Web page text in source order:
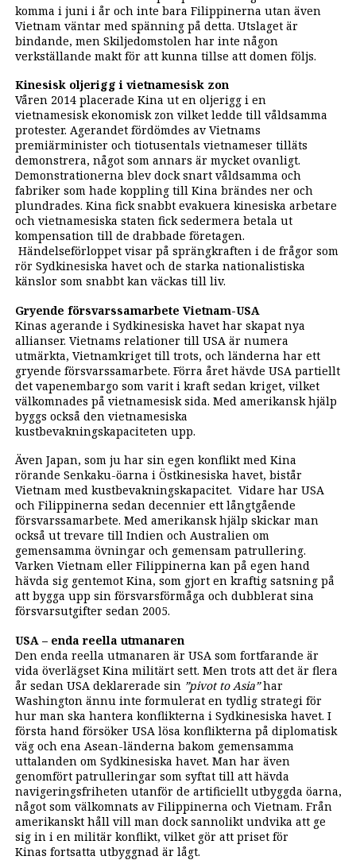
komma i juni i år och inte bara Filippinerna utan även
Vietnam väntar med spänning på detta. Utslaget är
bindande, men Skiljedomstolen har inte någon
verkställande makt för att kunna tillse att domen följs.
Kinesisk oljerigg i vietnamesisk zon
Våren 2014 placerade Kina ut en oljerigg i en
vietnamesisk ekonomisk zon vilket ledde till våldsamma
protester. Agerandet fördömdes av Vietnams
premiärminister och tiotusentals vietnameser tilläts
demonstrera, något som annars är mycket ovanligt.
Demonstrationerna blev dock snart våldsamma och
fabriker som hade koppling till Kina brändes ner och
plundrades. Kina fick snabbt evakuera kinesiska arbetare
och vietnamesiska staten fick sedermera betala ut
kompensation till de drabbade företagen.
Händelseförloppet visar på sprängkraften i de frågor som
rör Sydkinesiska havet och de starka nationalistiska
känslor som snabbt kan väckas till liv.
Gryende försvarssamarbete Vietnam-USA
Kinas agerande i Sydkinesiska havet har skapat nya
allianser. Vietnams relationer till USA är numera
utmärkta, Vietnamkriget till trots, och länderna har ett
gryende försvarssamarbete. Förra året hävde USA partiellt
det vapenembargo som varit i kraft sedan kriget, vilket
välkomnades på vietnamesisk sida. Med amerikansk hjälp
byggs också den vietnamesiska
kustbevakningskapaciteten upp.
Även Japan, som ju har sin egen konflikt med Kina
rörande Senkaku-öarna i Östkinesiska havet, bistår
Vietnam med kustbevakningskapacitet. Vidare har USA
och Filippinerna sedan decennier ett långtgående
försvarssamarbete. Med amerikansk hjälp skickar man
också ut trevare till Indien och Australien om
gemensamma övningar och gemensam patrullering.
Varken Vietnam eller Filippinerna kan på egen hand
hävda sig gentemot Kina, som gjort en kraftig satsning på
att bygga upp sin försvarsförmåga och dubblerat sina
försvarsutgifter sedan 2005.
USA – enda reella utmanaren
Den enda reella utmanaren är USA som fortfarande är
vida överlägset Kina militärt sett. Men trots att det är flera
år sedan USA deklarerade sin ”pivot to Asia”har
Washington ännu inte formulerat en tydlig strategi för
hur man ska hantera konflikterna i Sydkinesiska havet. I
första hand försöker USA lösa konflikterna på diplomatisk
väg och ena Asean-länderna bakom gemensamma
uttalanden om Sydkinesiska havet. Man har även
genomfört patrulleringar som syftat till att hävda
navigeringsfriheten utanför de artificiellt utbyggda öarna,
något som välkomnats av Filippinerna och Vietnam. Från
amerikanskt håll vill man dock sannolikt undvika att ge
sig in i en militär konflikt, vilket gör att priset för
Kinas fortsatta utbyggnad är lågt.